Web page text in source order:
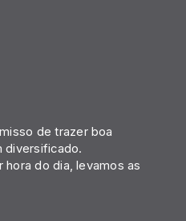
de trazer boa
diversificado.
do dia, levamos as